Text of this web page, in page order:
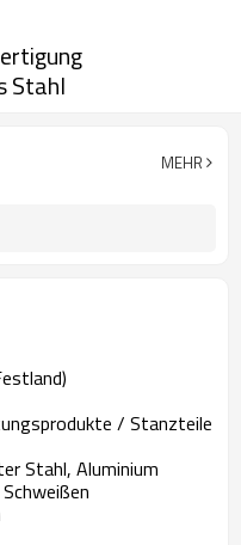
Stahl
MEHR
/ Stanzteile
Stahl, Aluminium